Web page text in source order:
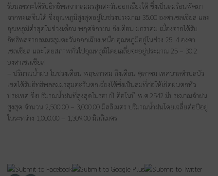
ร้อนเพราะได้รับอิทธิพลจากลมมรสุมตะวันออกเฉียงใต้ ซึ่งเป็นลมร้อนพัดมา
จากทะเลจีนใต้ ซึ่งอุณหภูมิสูงสุดอยู่ในช่วงประมาณ 35.00 องศาเซลเซียส และ
อุณหภูมิต่ำสุดในช่วงเดือน พฤศจิกายน ถึงเดือน มกราคม เนื่องจากได้รับ
อิทธิพลจากลมมรสุมตะวันออกเฉียงเหนือ อุณหภูมิอยู่ในช่วง 25 .4 องศา
เซลเซียส และโดยสภาพทั่วไปอุณหภูมิโดยเฉลี่ยจะอยู่ประมาณ 25 – 30.2
องศาเซลเซียส
– ปริมาณน้ำฝน ในช่วงเดือน พฤษภาคม ถึงเดือน ตุลาคม เทศบาลตำบลบัว
เชดได้รับอิทธิพลลมมรสุมตะวันตกเฉียงใต้ซึ่งเป็นลมที่ก่อให้เกิดฝนตกทั่ว
ประเทศ ซึ่งปริมาณน้ำฝนที่สูงสุดในรอบปี คือในปี พ.ศ.2542 มีประมาณจำฝน
สูงสุด จำนวน 2,500.00 – 3,000.00 มิลลิเมตร ปริมาณน้ำฝนโดยเฉลี่ยต่อปีอยู่
ในระหว่าง 1,000.00 – 1,309.00 มิลลิเมตร